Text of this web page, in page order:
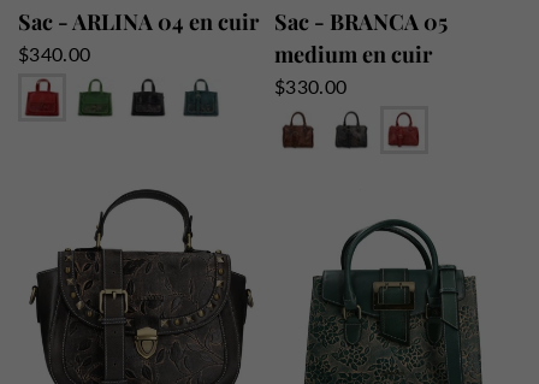
Sac - ARLINA 04 en cuir
$340.00
Rouge
Vert Noir Jeans
Camel
Sac - BRANCA 05
medium en cuir
$330.00
Choco
Noir Rouge